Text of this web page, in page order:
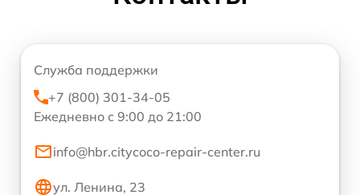
Служба поддержки
+7 (800) 301-34-05
Ежедневно с 9:00 до 21:00
info@hbr.citycoco-repair-center.ru
ул. Ленина, 23